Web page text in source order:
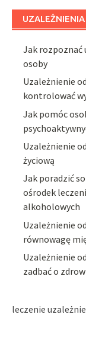
UZALEŻNIENIA
Jak rozpoznać
osoby
Uzależnienie
kontrolować
Jak pomóc
Uzależnienie
życiową
Jak poradzić
ośrodek
alkoholowych
Uzależnienie
równowagę
Uzależnienie
zadbać o
leczenie